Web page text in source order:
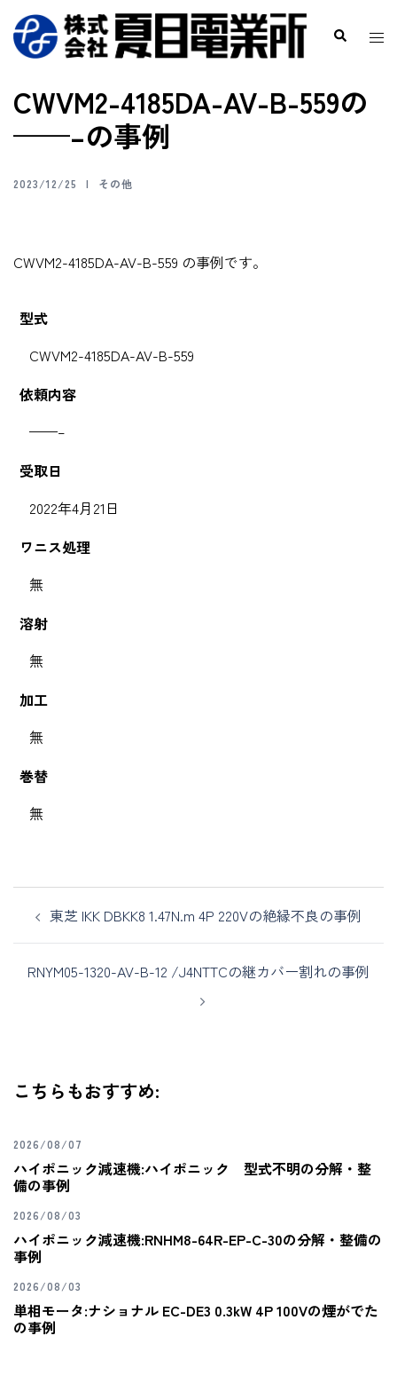
CWVM2-4185DA-AV-B-559の
——–の事例
2023/12/25 その他
CWVM2-4185DA-AV-B-559 の事例です。
型式
CWVM2-4185DA-AV-B-559
依頼内容
——–
受取日
2022年4月21日
ワニス処理
無
溶射
無
加工
無
巻替
無
東芝 IKK DBKK8 1.47N.m 4P 220Vの絶縁不良の事例
RNYM05-1320-AV-B-12 /J4NTTCの継カバー割れの事例
こちらもおすすめ:
2026/08/07
ハイポニック減速機:ハイポニック 型式不明の分解・整
備の事例
2026/08/03
ハイポニック減速機:RNHM8-64R-EP-C-30の分解・整備の
事例
2026/08/03
単相モータ:ナショナル EC-DE3 0.3kW 4P 100Vの煙がでた
の事例